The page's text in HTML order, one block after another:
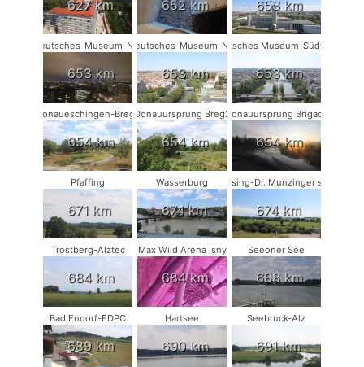
627 km 652 km 653 km
Deutsches-Museum-NW
653 km
Deutsches-Museum-NO
653 km
Deutsches Museum-Südwest
653 km
Donaueschingen-Breg2
654 km
Donauursprung Breg2
654 km
Donauursprung Brigach
654 km
Pfaffing
671 km
Wasserburg
674 km
Münsing-Dr. Munzinger sport
674 km
Trostberg-Alztec
684 km
Max Wild Arena Isny
684 km
Seeoner See
688 km
Bad Endorf-EDPC
689 km
Hartsee
690 km
Seebruck-Alz
691 km